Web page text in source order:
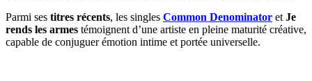
Parmi ses titres récents, les singles Common Denominator et Je
rends les armes témoignent d’une artiste en pleine maturité créative,
capable de conjuguer émotion intime et portée universelle.